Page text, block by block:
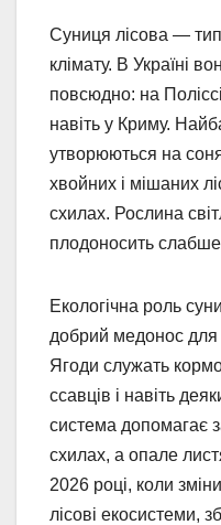
Суниця лісова —
клімату. В Україні
повсюдно: на
навіть у Криму.
утворюються на
хвойних і мішаних
схилах. Рослина
плодоносить
Екологічна роль
добрий медонос для
Ягоди служать
ссавців і навіть
система допомагає
схилах, а опале
2026 році, коли
лісові екосистеми,